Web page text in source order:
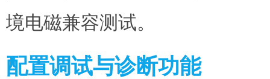
境电磁兼容测试。
配置调试与诊断功能